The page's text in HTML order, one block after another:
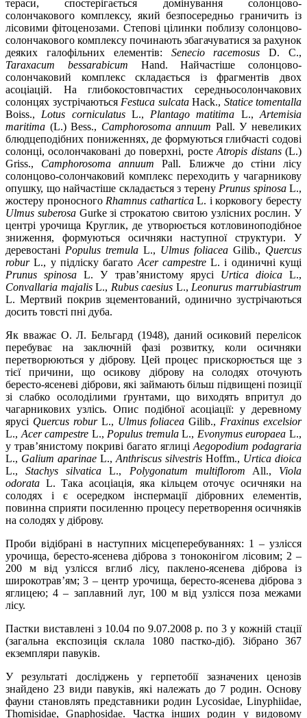
тераси, спостерігається домінування солонцово-
солончакового комплексу, який безпосередньо граничить із
лісовими фітоценозами. Степові цілинки поблизу солонцово-
солончакового комплексу починають збагачуватися за рахунок
деяких галофільних елементів: Senecio racemosus D. C.,
Taraxacum bessarabicum Hand. Найчастіше солонцово-
солончаковий комплекс складається із фрагментів двох
асоціацій. На глибокостовпчастих середньосолончакових
солонцях зустрічаються Festuca sulcataHack., Statice tomentalla
Boiss., Lotus corniculatusL., Plantago matitima L.,Artemisia
maritima (L.) Bess., Camphorosoma annuum Pall. У невеликих
блюдцеподібних пониженнях, де формуються глибчасті содові
солонці, осолончаковані до поверхні, ростеAtropis distans(L.)
Griss., Camphorosoma annuum Pall. Ближче до стіни лісу
солонцово-солончаковий комплекс переходить у чагарникову
опушку, що найчастіше складається з терену Prunus spinosaL.,
жостеру проносного Rhamnus catharticaL. і корковогу бересту
Ulmus suberosaGurke зі строкатою свитою узлісних рослин. У
центрі урочища Круглик, де утворюється котловиноподібное
зниження, формуються осичняки наступної структури. У
деревостані Populus tremula L., Ulmus foliacea Gilib., Quercus
roburL., у підліску багато Acer campestreL. і одиничні кущі
Prunus spinosa L. У трав’янистому ярусі Urtica dioicaL.,
Convallaria majalisL., Rubus caesius L., Leonurus marrubiastrum
L. Мертвий покрив зцементований, одинично зустрічаються
досить товсті пні дуба.
Як вважає О. Л. Бельгард (1948), даний осиковий перелісок
перебуває на заключній фазі розвитку, коли осичняки
перетворюються у діброву. Цей процес прискорюється ще з
тієї причини, що осикову діброву на солодях оточують
бересто-ясеневі діброви, які займають більш підвищені позиції
зі слабко осолоділими ґрунтами, що виходять впритул до
чагарникових узлісь. Опис подібної асоціації: у деревному
ярусі Quercus roburL., Ulmus foliacea Gilib., Fraxinus excelsior
L., Acer campestre L., Populus tremulaL., Evonymus europaea L.,
у трав’янистому покриві багато яглиці Aegopodium podagraria
L., Galium aparinae L., Anthrisсus silvestris Hoffm., Urtica dioica
L.,Stachys silvatica L., Polygonatum multiflorom All., Viola
odorata L. Така асоціація, яка кільцем оточує осичняки на
солодях і є осередком інспермації дібровних елементів,
повинна сприяти посиленню процесу перетворення осичняків
на солодях у діброву.
Проби відібрані в наступних місцеперебуваннях: 1 – узлісся
урочища, бересто-ясенева діброва з тоноконігом лісовим; 2 –
200 м від узлісся вглиб лісу, паклено-ясенева діброва із
широкотрав’ям; 3 – центр урочища, бересто-ясенева діброва з
яглицею; 4 – заплавний луг, 100 м від узлісся поза межами
лісу.
Пастки виставлені з 10.04 по 9.07.2008 р. по 3 у кожній стації
(загальна експозиція склала 1080 пастко-діб). Зібрано 367
екземпляри павуків.
У результаті досліджень у герпетобії зазначених ценозів
знайдено 23 види павуків, які належать до 7 родин. Основу
фауни становлять представники родин Lycosidae, Linyphiidae,
Thomisidae, Gnaphosidae. Частка інших родин у видовому